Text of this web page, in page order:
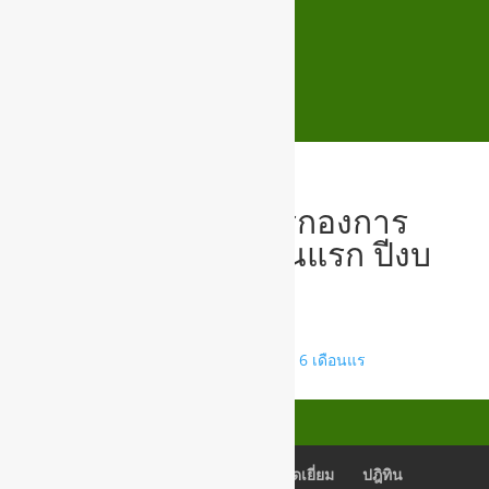
สถิติการให้บริการกองการ
ศึกษา รอบ 6 เดือนแรก ปีงบ
3.สถิติการให้บริการของกองการศึกษา 6 เดือนแร
สมุดเยี่ยม
ปฎิทิน